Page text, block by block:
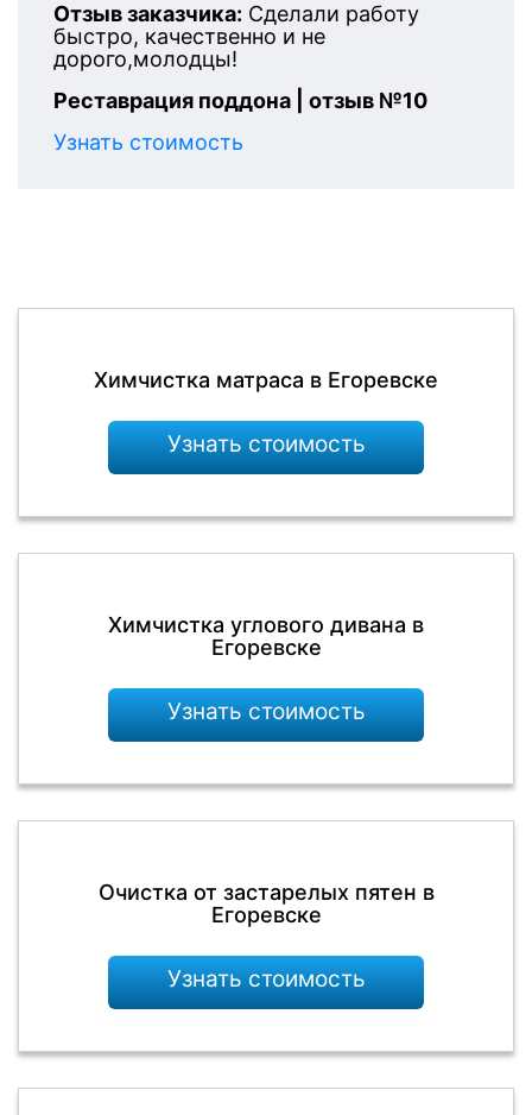
Отзыв заказчика: Сделали работу
быстро, качественно и не
дорого,молодцы!
Реставрация поддона | отзыв №10
Узнать стоимость
Химчистка матраса в Егоревске
Узнать стоимость
Химчистка углового дивана в
Егоревске
Узнать стоимость
Очистка от застарелых пятен в
Егоревске
Узнать стоимость